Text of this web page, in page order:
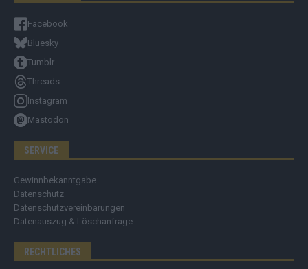
Facebook
Bluesky
Tumblr
Threads
Instagram
Mastodon
SERVICE
Gewinnbekanntgabe
Datenschutz
Datenschutzvereinbarungen
Datenauszug & Löschanfrage
RECHTLICHES